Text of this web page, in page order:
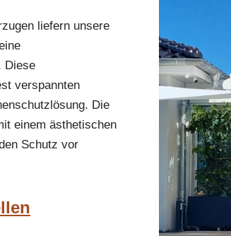
liefern unsere
Diese
verspannten
Die
einem ästhetischen
Schutz vor